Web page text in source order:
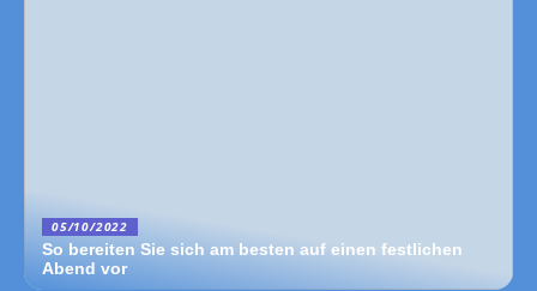
05/10/2022
So bereiten Sie sich am besten auf einen festlichen
Abend vor